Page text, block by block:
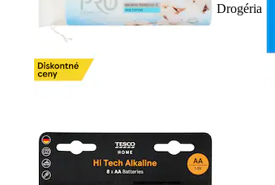
Drogéria